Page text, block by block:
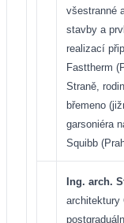
všestranné
stavby a
realizací
Fasttherm
Straně,
břemeno
garsoniéra
Squibb
Ing. arch.
architektury